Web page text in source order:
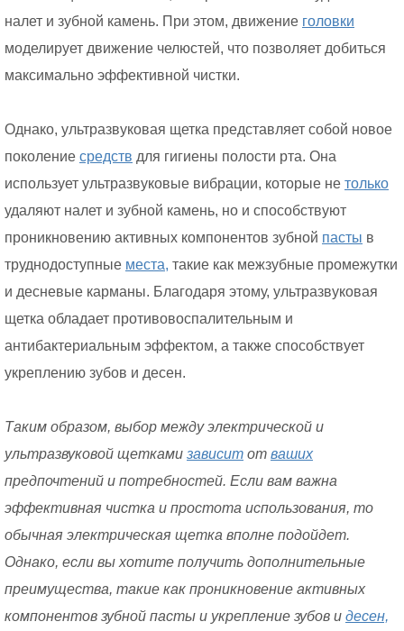
налет и зубной камень. При этом, движение головки
моделирует движение челюстей, что позволяет добиться
максимально эффективной чистки.
Однако, ультразвуковая щетка представляет собой новое
поколение средств для гигиены полости рта. Она
использует ультразвуковые вибрации, которые не только
удаляют налет и зубной камень, но и способствуют
проникновению активных компонентов зубной пасты в
труднодоступные места, такие как межзубные промежутки
и десневые карманы. Благодаря этому, ультразвуковая
щетка обладает противовоспалительным и
антибактериальным эффектом, а также способствует
укреплению зубов и десен.
Таким образом, выбор между электрической и
ультразвуковой щетками зависит от ваших
предпочтений и потребностей. Если вам важна
эффективная чистка и простота использования, то
обычная электрическая щетка вполне подойдет.
Однако, если вы хотите получить дополнительные
преимущества, такие как проникновение активных
компонентов зубной пасты и укрепление зубов и десен,